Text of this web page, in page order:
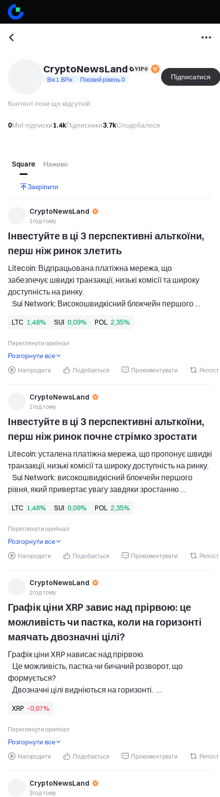
CryptoNewsLand
Вік 1.8Рік Піковий рівень 0 Підписатися
Контент поки що відсутній
0Мої підписки1.4kПідписники3.7kСподобалося
Square Наживо
Закріпити
CryptoNewsLand
1год тому
Інвестуйте в ці 3 перспективні альткоїни,
перш ніж ринок злетить
Litecoin: Відпрацьована платіжна мережа, що
забезпечує швидкі транзакції, низькі комісії та широку
доступність на ринку.
   Sui Network: Високошвидкісний блокчейн першого
впровадження та інституційним інвестиційним
продуктам.
   Polygon: Платформа масштабування Ethereum, що
пропонує
LTC 1,48% SUI 0,09% POL 2,35%
Переглянути оригінал
Розгорнути все
Нагородити Подобається Прокоментувати Репост
CryptoNewsLand
1год тому
Інвестуйте в ці 3 перспективні альткоїни,
перш ніж ринок почне стрімко зростати
Litecoin: усталена платіжна мережа, що пропонує швидкі
транзакції, низькі комісії та широку доступність на ринку.
   Sui Network: високошвидкісний блокчейн першого
рівня, який привертає увагу завдяки зростанню
продуктам.
   Polygon: платформа масштабування Ethereum, що
пропонує
LTC 1,48% SUI 0,09% POL 2,35%
Переглянути оригінал
Розгорнути все
Нагородити Подобається Прокоментувати Репост
CryptoNewsLand
2год тому
Графік ціни XRP завис над прірвою: це
можливість чи пастка, коли на горизонті
маячать двозначні цілі?
Графік ціни XRP нависає над прірвою.
   Це можливість, пастка чи бичачий розворот, що
формується?
   Двозначні цілі видніються на горизонті.
загартованих і рішуче оптимістичних спільнот у
криптопросторі. Їхня віра в актив має
XRP -0,07%
Переглянути оригінал
Розгорнути все
Нагородити Подобається Прокоментувати Репост
CryptoNewsLand
3год тому